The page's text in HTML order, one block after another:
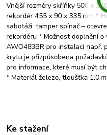
Vnější rozměry skříňky 500 x
rekordér 455 x 90 x 335 mm *
sabotáži: tamper spínač –
rekordéru * Možnost doplnění
AWO483BR pro instalaci např.
krytu je přizpůsobena
pro informace, které musí být
* Materiál železo, tloušťka 1.0
Ke stažení